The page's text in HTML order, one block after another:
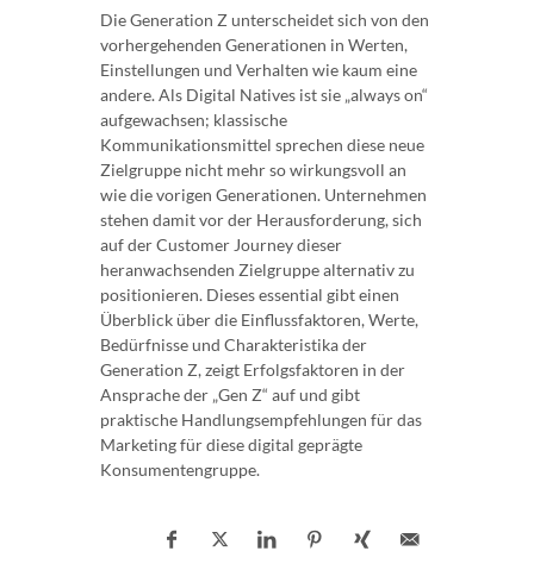
Die Generation Z unterscheidet sich von den
vorhergehenden Generationen in Werten,
Einstellungen und Verhalten wie kaum eine
andere. Als Digital Natives ist sie „always on“
aufgewachsen; klassische
Kommunikationsmittel sprechen diese neue
Zielgruppe nicht mehr so wirkungsvoll an
wie die vorigen Generationen. Unternehmen
stehen damit vor der Herausforderung, sich
auf der Customer Journey dieser
heranwachsenden Zielgruppe alternativ zu
positionieren. Dieses essential gibt einen
Überblick über die Einflussfaktoren, Werte,
Bedürfnisse und Charakteristika der
Generation Z, zeigt Erfolgsfaktoren in der
Ansprache der „Gen Z“ auf und gibt
praktische Handlungsempfehlungen für das
Marketing für diese digital geprägte
Konsumentengruppe.